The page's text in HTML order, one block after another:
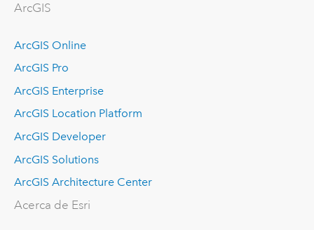
ArcGIS
ArcGIS Online
ArcGIS Pro
ArcGIS Enterprise
ArcGIS Location Platform
ArcGIS Developer
ArcGIS Solutions
ArcGIS Architecture Center
Acerca de Esri